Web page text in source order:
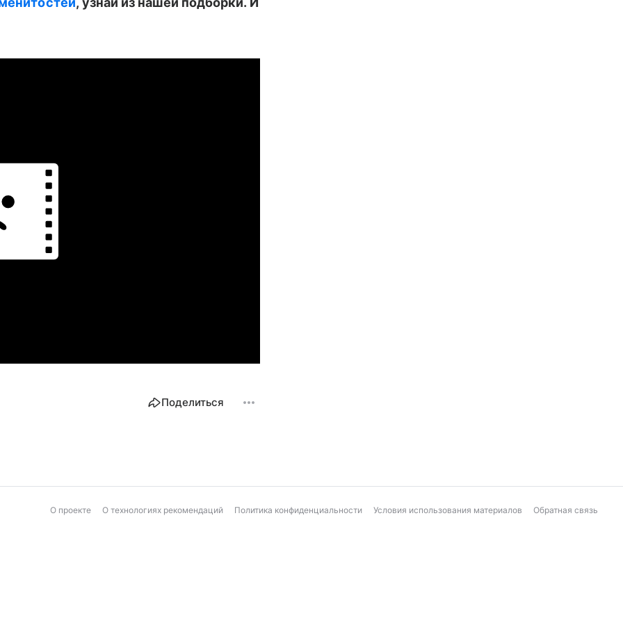
Поделиться
О проекте О технологиях рекомендаций Политика конфиденциальности Условия использования материалов Обратная связь